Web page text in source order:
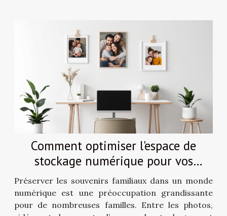
Comment optimiser l'espace de
stockage numérique pour vos
souvenirs familiaux ?
Préserver les souvenirs familiaux dans un monde
numérique est une préoccupation grandissante
pour de nombreuses familles. Entre les photos,